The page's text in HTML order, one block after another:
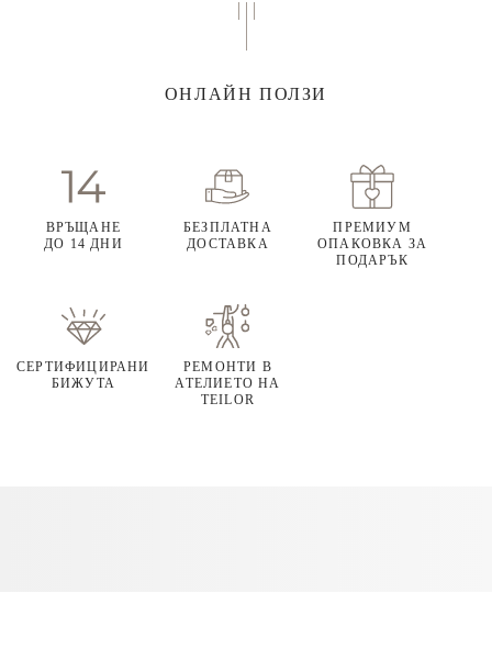
ОНЛАЙН ПОЛЗИ
ВРЪЩАНЕ
ДО 14 ДНИ
БЕЗПЛАТНА
ДОСТАВКА
ПРЕМИУМ
ОПАКОВКА ЗА
ПОДАРЪК
СЕРТИФИЦИРАНИ
БИЖУТА
РЕМОНТИ В
АТЕЛИЕТО НА
TEILOR